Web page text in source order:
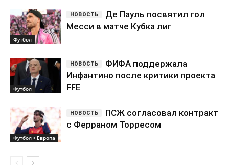
Футбол • Европа
ПСЖ согласовал контракт
с Ферраном Торресом